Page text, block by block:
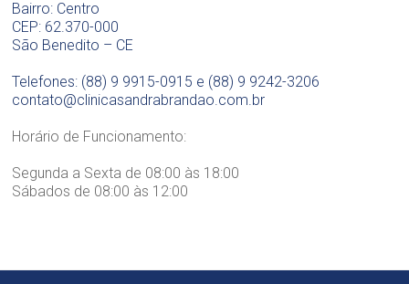
ó
g
i
a
D
a
S
a
a
Bairro: Centro
CEP: 62.370-000
São Benedito – CE
Telefones: (88) 9 9915-0915 e (88) 9 9242-3206
contato@clinicasandrabrandao.com.br
Horário de Funcionamento:
Segunda a Sexta de 08:00 às 18:00
Sábados de 08:00 às 12:00